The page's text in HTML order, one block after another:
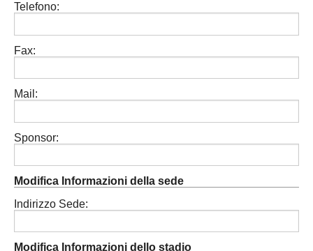
PISA
SIENA
Calcio femminile
Amatori AICS Lucca
Telefono:
Fax:
Mail:
Sponsor:
Modifica Informazioni della sede
Indirizzo Sede:
Modifica Informazioni dello stadio